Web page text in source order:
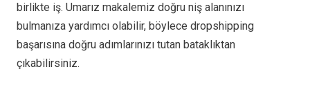
birlikte iş. Umarız makalemiz doğru niş alanınızı
bulmanıza yardımcı olabilir, böylece dropshipping
başarısına doğru adımlarınızı tutan bataklıktan
çıkabilirsiniz.